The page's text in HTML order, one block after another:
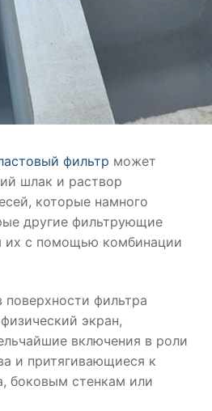
фильтр может
шлак и раствор
которые намного
другие фильтрующие
их с помощью комбинации
фильтра
экран,
включения в роли
и притягивающиеся к
боковым стенкам или